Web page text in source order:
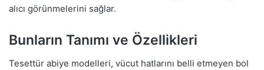
alıcı görünmelerini sağlar.
Bunların Tanımı ve Özellikleri
Tesettür abiye modelleri, vücut hatlarını belli etmeyen bol